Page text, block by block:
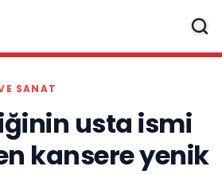
SANAT
usta ismi
kansere yenik